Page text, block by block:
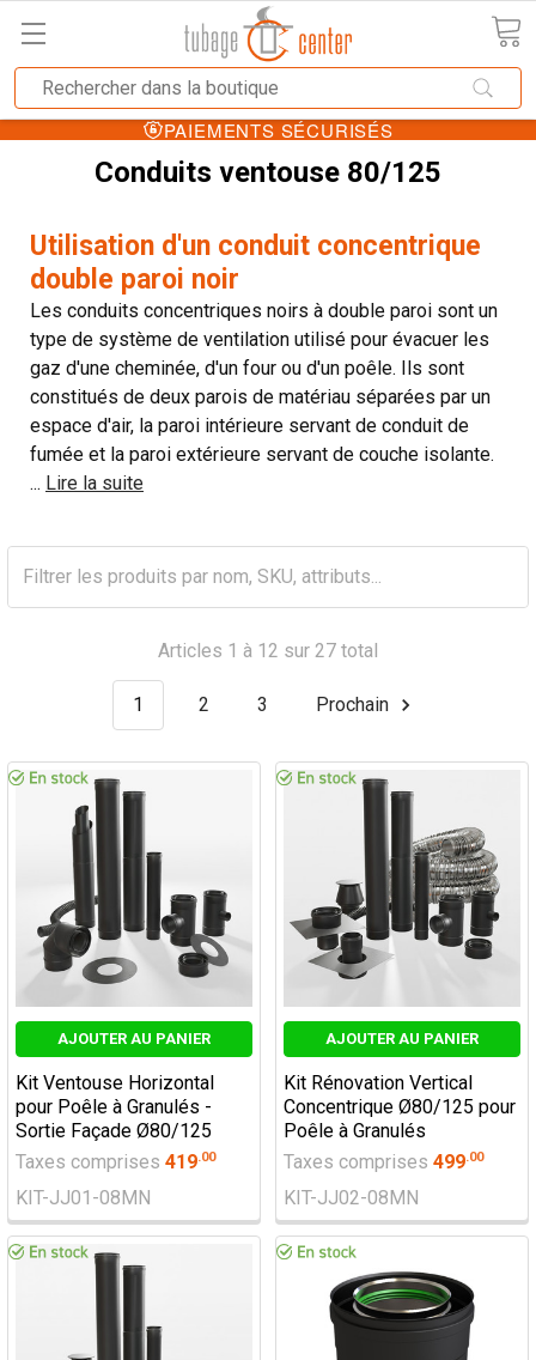
PAIEMENTS SÉCURISÉS
Conduits ventouse 80/125
Utilisation d'un conduit concentrique
double paroi noir
Les conduits concentriques noirs à double paroi sont un
type de système de ventilation utilisé pour évacuer les
gaz d'une cheminée, d'un four ou d'un poêle. Ils sont
constitués de deux parois de matériau séparées par un
espace d'air, la paroi intérieure servant de conduit de
fumée et la paroi extérieure servant de couche isolante.
... Lire la suite
Articles 1 à 12 sur 27 total
1 2 3 Prochain
AJOUTER AU PANIER
Kit Ventouse Horizontal
pour Poêle à Granulés -
Sortie Façade Ø80/125
Taxes comprises 419.00
KIT-JJ01-08MN
AJOUTER AU PANIER
Kit Rénovation Vertical
Concentrique Ø80/125 pour
Poêle à Granulés
Taxes comprises 499.00
KIT-JJ02-08MN